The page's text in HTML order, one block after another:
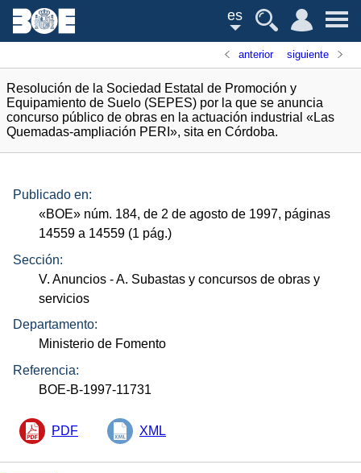
es
anterior siguiente
Resolución de la Sociedad Estatal de Promoción y
Equipamiento de Suelo (SEPES) por la que se anuncia
concurso público de obras en la actuación industrial «Las
Quemadas-ampliación PERI», sita en Córdoba.
Publicado en:
«BOE» núm. 184, de 2 de agosto de 1997, páginas
14559 a 14559 (1 pág.)
Sección:
V. Anuncios - A. Subastas y concursos de obras y
servicios
Departamento:
Ministerio de Fomento
Referencia:
BOE-B-1997-11731
PDF XML